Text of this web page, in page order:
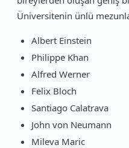
Üniversitenin ünlü
Albert Einstein
Philippe Khan
Alfred Werner
Felix Bloch
Santiago Calatrava
John von Neumann
Mileva Maric